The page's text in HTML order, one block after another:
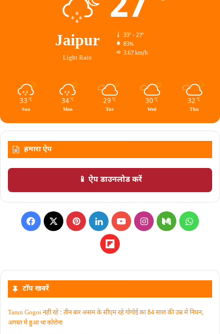
Jaipur
Light Rain
33º - 27º
83%
3.67 km/h
33 ℃
Sun
34 ℃
Mon
29 ℃
Tue
30 ℃
Wed
32 ℃
Thu
हमारा ऐप
📱 ऐप डाउनलोड करें
टॉप खबरें
Tarun Gogoi नहीं रहे : तीन बार असम के सीएम रहे गोगोई का 84 साल की उम्र में निधन,
अगस्त में हुआ था कोरोना